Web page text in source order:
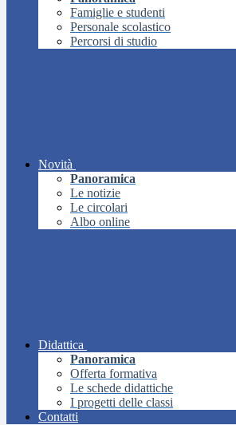
Famiglie e studenti
Personale scolastico
Percorsi di studio
Novità
Panoramica
Le notizie
Le circolari
Albo online
Didattica
Panoramica
Offerta formativa
Le schede didattiche
I progetti delle classi
Contatti